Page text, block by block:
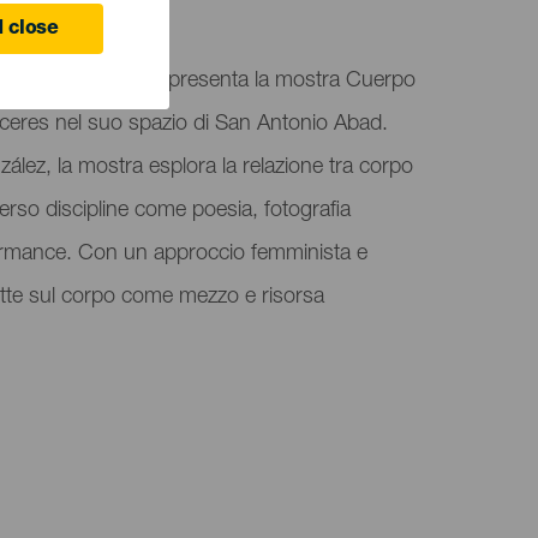
close
(CAAM) presenta la mostra Cuerpo
nel suo spazio di San Antonio Abad.
la mostra esplora la relazione tra corpo
discipline come poesia, fotografia
Con un approccio femminista e
sul corpo come mezzo e risorsa